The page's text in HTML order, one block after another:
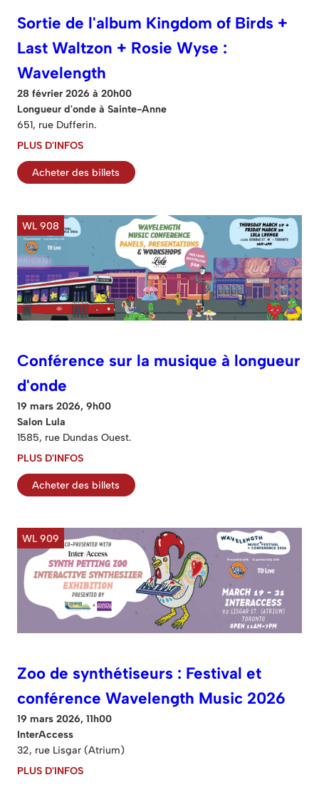
Sortie de l'album Kingdom of Birds +
Last Waltzon + Rosie Wyse :
Wavelength
28 février 2026 à 20h00
Longueur d'onde à Sainte-Anne
651, rue Dufferin.
PLUS D'INFOS
Acheter des billets
WL 908
Conférence sur la musique à longueur
d'onde
19 mars 2026, 9h00
Salon Lula
1585, rue Dundas Ouest.
PLUS D'INFOS
Acheter des billets
WL 909
Zoo de synthétiseurs : Festival et
conférence Wavelength Music 2026
19 mars 2026, 11h00
InterAccess
32, rue Lisgar (Atrium)
PLUS D'INFOS